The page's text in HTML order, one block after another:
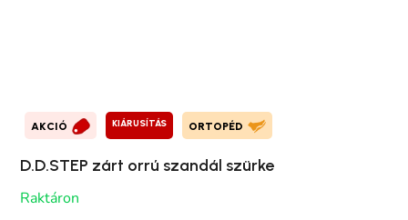
AKCIÓ KIÁRUSÍTÁS ORTOPÉD
D.D.STEP zárt orrú szandál szürke
Raktáron